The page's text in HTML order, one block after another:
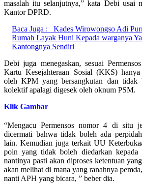
masalah itu selanjutnya,” kata Debi usai
Kantor DPRD.
Baca Juga :
Kades Wirowongso Adi
Rumah Layak Huni Kepada warganya
Kantongnya Sendiri
Debi juga menegaskan, sesuai
Kartu Kesejahteraan Sosial (KKS)
oleh KPM yang bersangkutan dan tidak
kolektif apalagi digesek oleh oknum PSM.
Klik Gambar
“Mengacu Permensos nomor 4 di situ
dicermati bahwa tidak boleh ada
lain. Kemudian juga terkait UU
poin yang tidak boleh diedarkan kepada
nantinya pasti akan diproses ketentuan
akan melihat di mana yang ranahnya
nanti APH yang bicara, ” beber dia.